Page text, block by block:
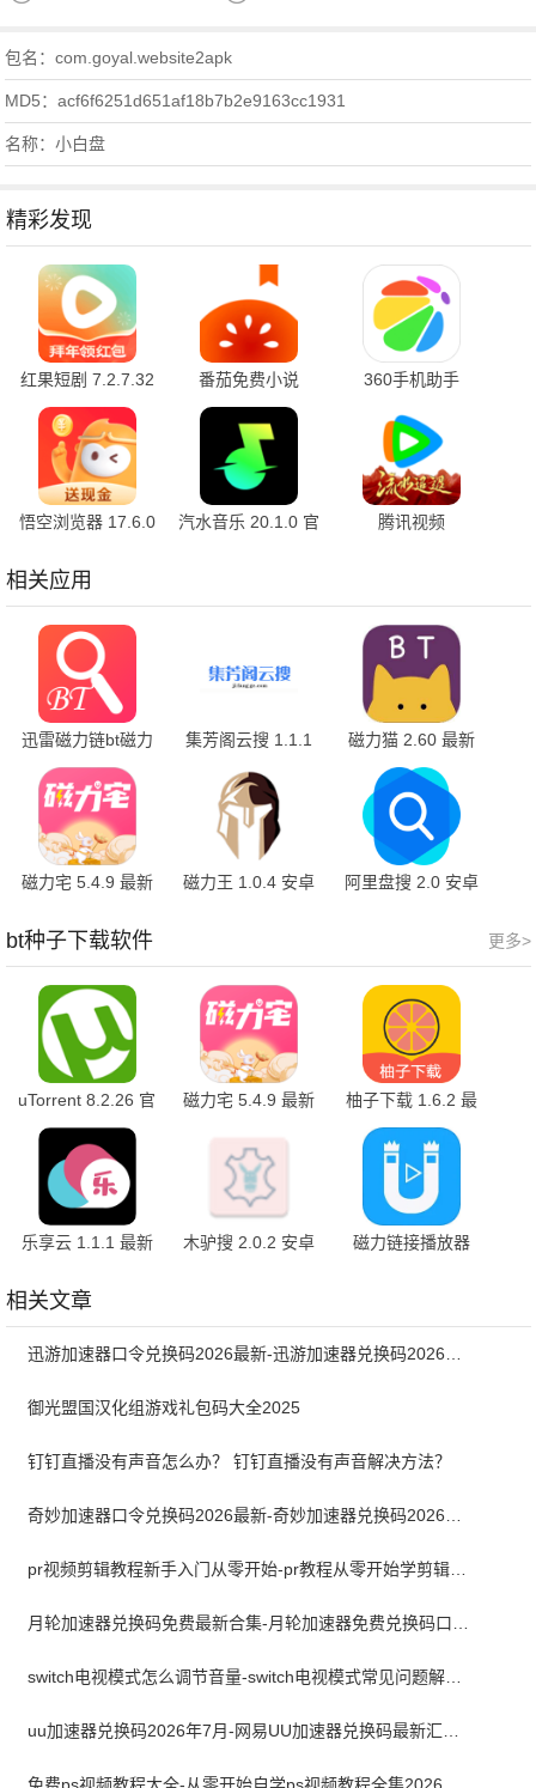
包名：com.goyal.website2apk
MD5：acf6f6251d651af18b7b2e9163cc1931
名称：小白盘
精彩发现
红果短剧 7.2.7.32
官方版
番茄免费小说
7.2.9.32 安卓版
360手机助手
悟空浏览器 17.6.0
汽水音乐 20.1.0 官
腾讯视频
相关应用
迅雷磁力链bt磁力
天堂 101 安卓版
集芳阁云搜 1.1.1
磁力猫 2.60 最新
版
磁力宅 5.4.9 最新
磁力王 1.0.4 安卓
阿里盘搜 2.0 安卓
更多>
bt种子下载软件
uTorrent 8.2.26 官
方版
磁力宅 5.4.9 最新
柚子下载 1.6.2 最
新版
乐享云 1.1.1 最新
木驴搜 2.0.2 安卓
磁力链接播放器
相关文章
御光盟国汉化组游戏礼包码大全2025
钉钉直播没有声音怎么办？ 钉钉直播没有声音解决方法？
pr视频剪辑教程新手入门从零开始-pr教程从零开始学剪辑全集免费
switch电视模式怎么调节音量-switch电视模式常见问题解决方案